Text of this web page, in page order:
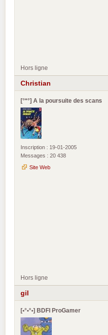
Hors ligne
Christian
[°*°] A la poursuite des scans
Inscription : 19-01-2005
Messages : 20 438
Site Web
Hors ligne
gil
[•°•°•] BDFI ProGamer